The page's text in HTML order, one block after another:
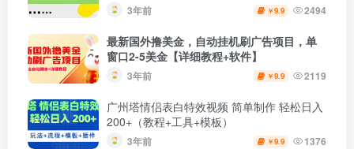
3年前 ￥9.9 2494
最新国外撸美金，自动挂机刷广告项目，单
窗口2-5美金【详细教程+软件】
3年前 ￥9.9 2119
广州塔情侣表白特效视频 简单制作 轻松日入
200+（教程+工具+模板）
3年前 ￥9.9 1376